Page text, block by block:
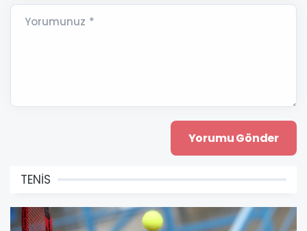
Yorumunuz *
TENİS